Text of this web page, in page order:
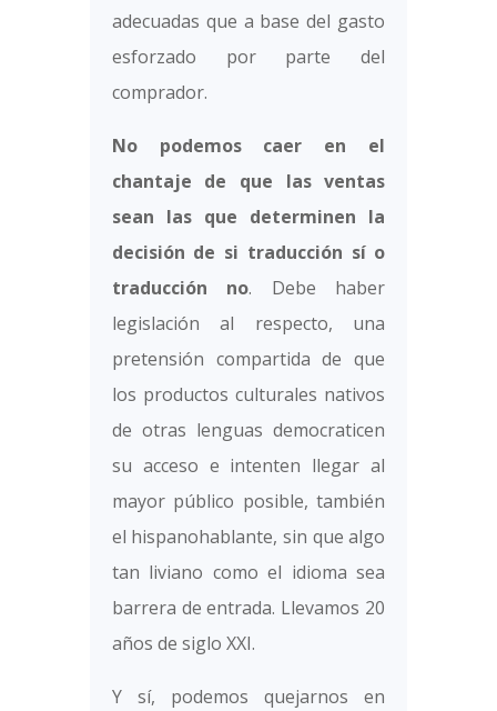
adecuadas que a base del gasto
esforzado por parte del
comprador.
No podemos caer en el
chantaje de que las ventas
sean las que determinen la
decisión de si traducción sí o
traducción no. Debe haber
legislación al respecto, una
pretensión compartida de que
los productos culturales nativos
de otras lenguas democraticen
su acceso e intenten llegar al
mayor público posible, también
el hispanohablante, sin que algo
tan liviano como el idioma sea
barrera de entrada. Llevamos 20
años de siglo XXI.‪
Y sí, podemos quejarnos en